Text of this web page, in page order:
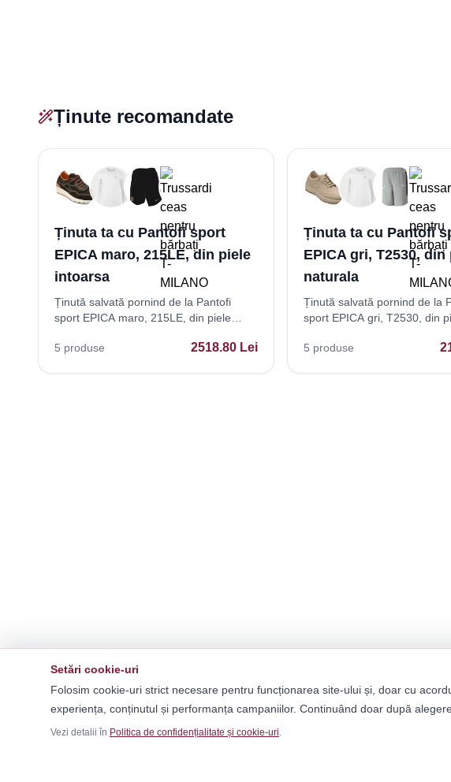
Ținute recomandate
Ținuta ta cu Pantofi sport
EPICA maro, 215LE, din piele
intoarsa
Ținută salvată pornind de la Pantofi
sport EPICA maro, 215LE, din piele
5 produse 2518.80 Lei
Ținuta ta cu Pantofi
EPICA gri, T2530, din
naturala
Ținută salvată pornind de la
sport EPICA gri, T2530, din
5 produse
Setări cookie-uri
Folosim cookie-uri strict necesare pentru funcționarea site-ului și, doar cu
experiența, conținutul și performanța campaniilor. Continuând doar după
Vezi detalii în Politica de confidențialitate și cookie-uri.